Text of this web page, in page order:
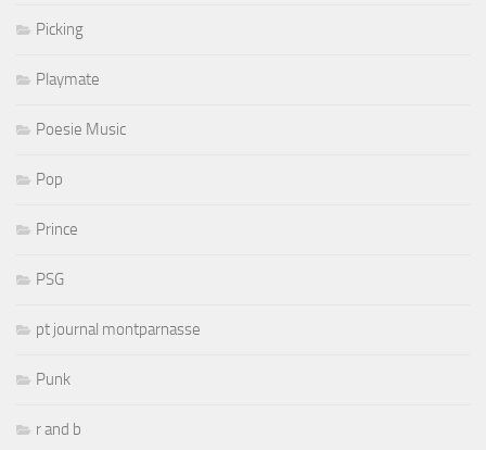
Picking
Playmate
Poesie Music
Pop
Prince
PSG
pt journal montparnasse
Punk
r and b